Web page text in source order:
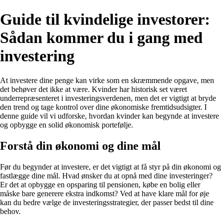
Guide til kvindelige investorer:
Sådan kommer du i gang med
investering
At investere dine penge kan virke som en skræmmende opgave, men
det behøver det ikke at være. Kvinder har historisk set været
underrepræsenteret i investeringsverdenen, men det er vigtigt at bryde
den trend og tage kontrol over dine økonomiske fremtidsudsigter. I
denne guide vil vi udforske, hvordan kvinder kan begynde at investere
og opbygge en solid økonomisk portefølje.
Forstå din økonomi og dine mål
Før du begynder at investere, er det vigtigt at få styr på din økonomi og
fastlægge dine mål. Hvad ønsker du at opnå med dine investeringer?
Er det at opbygge en opsparing til pensionen, købe en bolig eller
måske bare generere ekstra indkomst? Ved at have klare mål for øje
kan du bedre vælge de investeringsstrategier, der passer bedst til dine
behov.